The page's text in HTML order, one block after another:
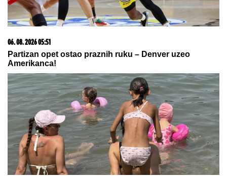
06. 08. 2026 05:51
Partizan opet ostao praznih ruku – Denver uzeo
Amerikanca!